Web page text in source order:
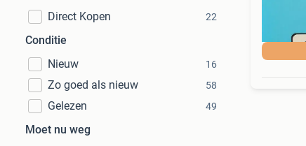
Direct Kopen
22
Conditie
Nieuw
16
Zo goed als nieuw 58
Gelezen 49
Moet nu weg